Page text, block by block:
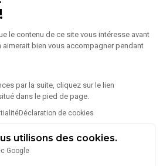
le contenu de ce site vous intéresse avant
aimerait bien vous accompagner pendant
par la suite, cliquez sur le lien
dans le pied de page.
Déclaration de cookies
utilisons des cookies.
Google
300 m)
1 Pharmacie /
Parapharmacie